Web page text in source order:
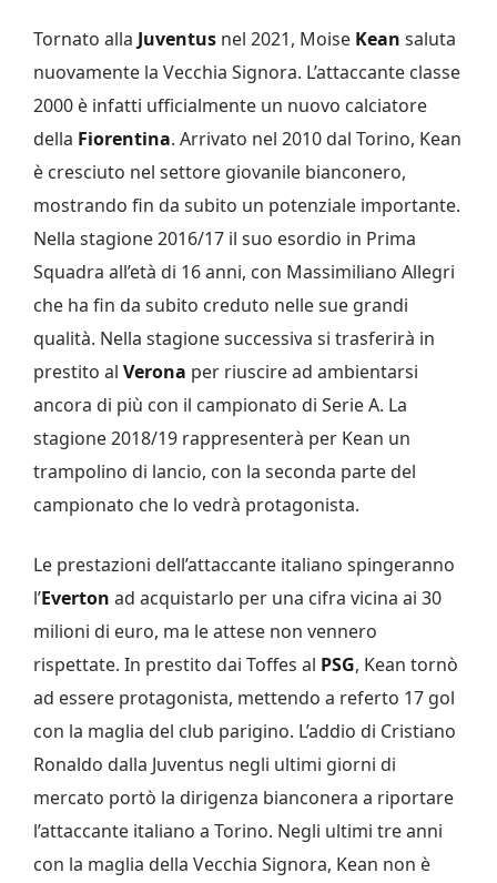
Tornato alla Juventus nel 2021, Moise Kean saluta
nuovamente la Vecchia Signora. L’attaccante classe
2000 è infatti ufficialmente un nuovo calciatore
della Fiorentina. Arrivato nel 2010 dal Torino, Kean
è cresciuto nel settore giovanile bianconero,
mostrando fin da subito un potenziale importante.
Nella stagione 2016/17 il suo esordio in Prima
Squadra all’età di 16 anni, con Massimiliano Allegri
che ha fin da subito creduto nelle sue grandi
qualità. Nella stagione successiva si trasferirà in
prestito al Verona per riuscire ad ambientarsi
ancora di più con il campionato di Serie A. La
stagione 2018/19 rappresenterà per Kean un
trampolino di lancio, con la seconda parte del
campionato che lo vedrà protagonista.
Le prestazioni dell’attaccante italiano spingeranno
l’Everton ad acquistarlo per una cifra vicina ai 30
milioni di euro, ma le attese non vennero
rispettate. In prestito dai Toffes al PSG, Kean tornò
ad essere protagonista, mettendo a referto 17 gol
con la maglia del club parigino. L’addio di Cristiano
Ronaldo dalla Juventus negli ultimi giorni di
mercato portò la dirigenza bianconera a riportare
l’attaccante italiano a Torino. Negli ultimi tre anni
con la maglia della Vecchia Signora, Kean non è